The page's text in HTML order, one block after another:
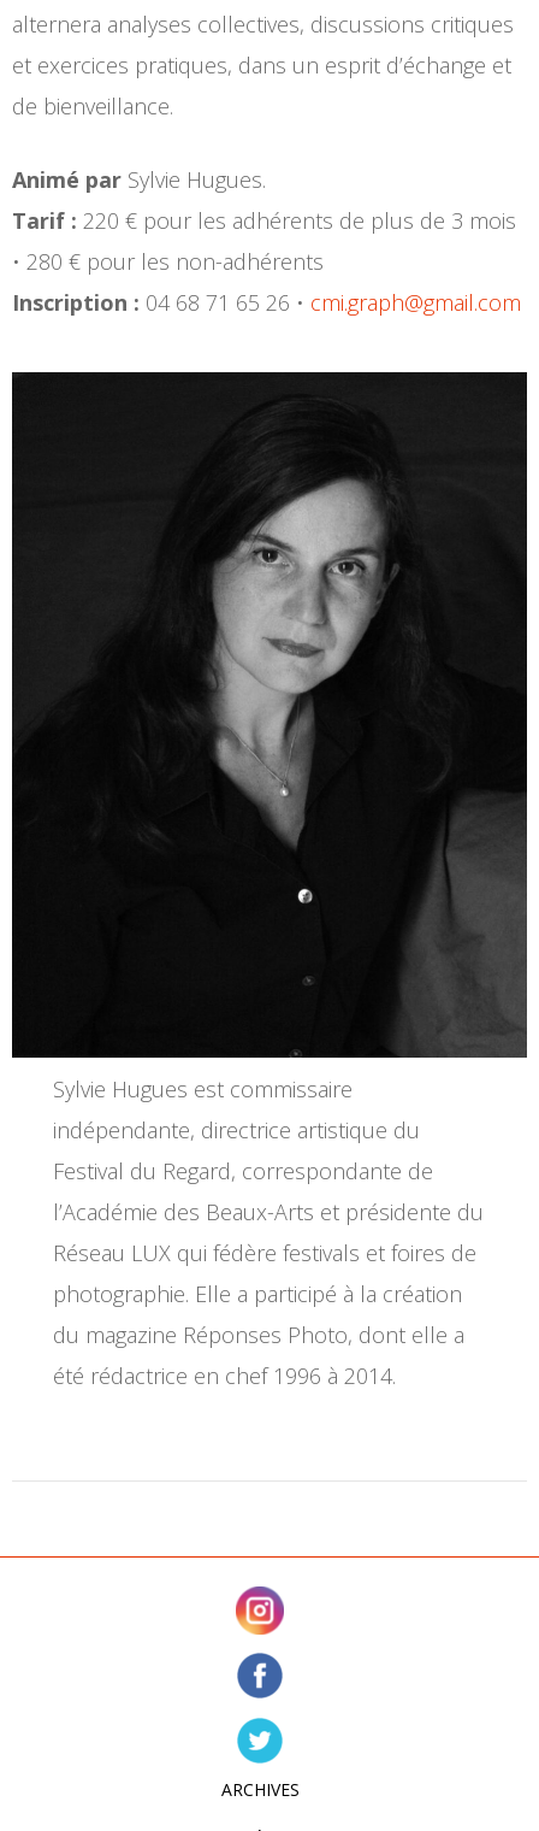
alternera analyses collectives, discussions critiques
et exercices pratiques, dans un esprit d’échange et
de bienveillance.
Animé par Sylvie Hugues.
Tarif : 220 € pour les adhérents de plus de 3 mois
• 280 € pour les non-adhérents
Inscription : 04 68 71 65 26 • cmi.graph@gmail.com
Sylvie Hugues est commissaire
indépendante, directrice artistique du
Festival du Regard, correspondante de
l’Académie des Beaux-Arts et présidente du
Réseau LUX qui fédère festivals et foires de
photographie. Elle a participé à la création
du magazine Réponses Photo, dont elle a
été rédactrice en chef 1996 à 2014.
ARCHIVES